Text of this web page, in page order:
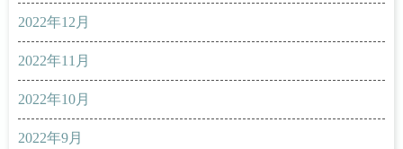
2022年12月
2022年11月
2022年10月
2022年9月